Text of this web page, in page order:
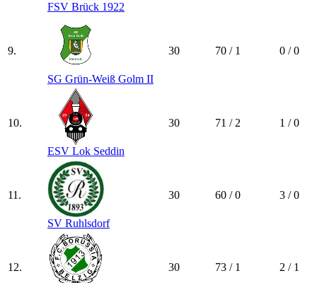
FSV Brück 1922
9.
SG Grün-Weiß Golm II
30 70 / 1 0 / 0
10.
ESV Lok Seddin
30 71 / 2 1 / 0
11.
SV Ruhlsdorf
30 60 / 0 3 / 0
12. 30 73 / 1 2 / 1